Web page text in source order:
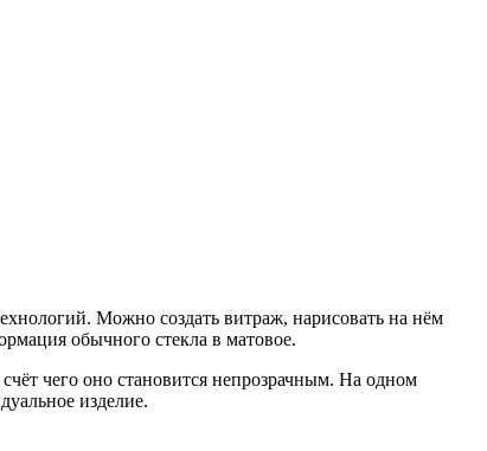
Можно создать витраж, нарисовать на нём
обычного стекла в матовое.
чего оно становится непрозрачным. На одном
изделие.